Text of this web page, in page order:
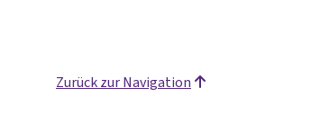
Zurück zur Navigation